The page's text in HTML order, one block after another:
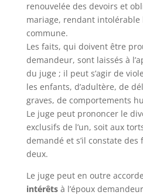
renouvelée des devoirs et
mariage, rendant intolérable
commune.
Les faits, qui doivent être
demandeur, sont laissés à
du juge ; il peut s’agir de
les enfants, d’adultère, de
graves, de comportements
Le juge peut prononcer le
exclusifs de l’un, soit aux
demandé et s’il constate
deux.
Le juge peut en outre
intérêts à l’époux